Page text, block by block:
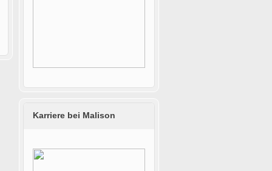
Karriere bei Malison